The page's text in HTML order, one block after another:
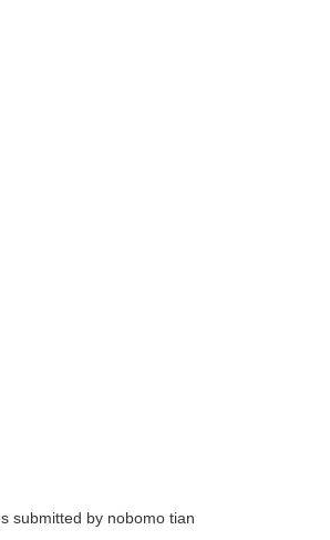
submitted by nobomo tian